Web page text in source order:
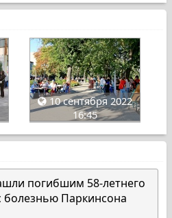
10 сентября 2022
16:45
погибшим 58-летнего
болезнью Паркинсона